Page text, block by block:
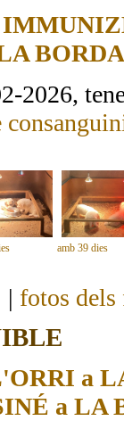
2026,
amb 39 dies
| fotos
a
a LA